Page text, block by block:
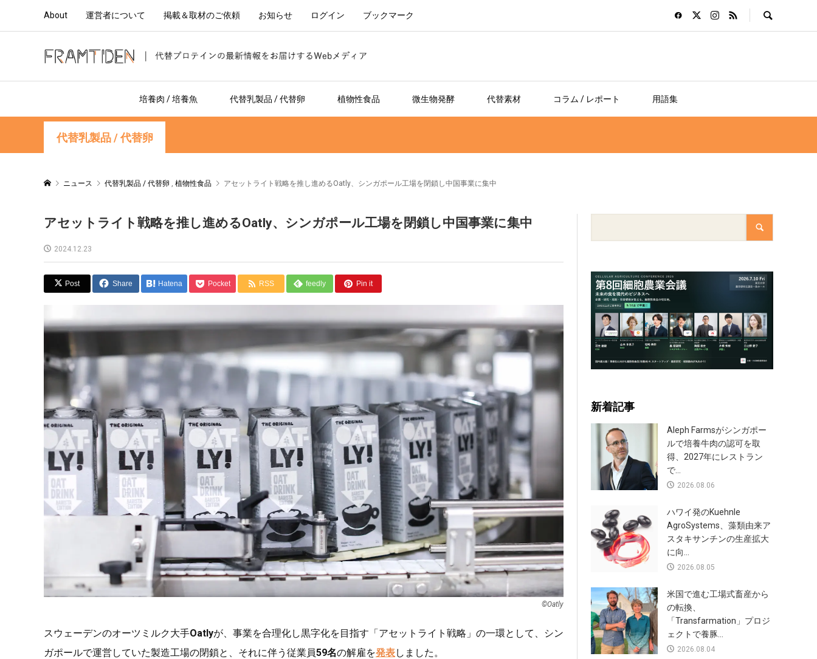
About 運営者について 掲載＆取材のご依頼 お知らせ ログイン ブックマーク
培養肉 / 培養魚 代替乳製品 / 代替卵 植物性食品 微生物発酵 代替素材 コラム / レポート 用語集
代替乳製品 / 代替卵
ニュース 代替乳製品 / 代替卵 , 植物性食品 アセットライト戦略を推し進めるOatly、シンガポール工場を閉鎖し中国事業に集中
アセットライト戦略を推し進めるOatly、シンガポール工場を閉鎖し中国事業に集中
2024.12.23
Post Share Hatena Pocket RSS feedly Pin it
©︎Oatly
スウェーデンのオーツミルク大手Oatlyが、事業を合理化し黒字化を目指す「アセットライト戦略」の一環として、シン
ガポールで運営していた製造工場の閉鎖と、それに伴う従業員59名の解雇を発表しました。
新着記事
Aleph Farmsがシンガポー
ルで培養牛肉の認可を取
得、2027年にレストラン
で...
2026.08.06
ハワイ発のKuehnle
AgroSystems、藻類由来ア
スタキサンチンの生産拡大
に向...
2026.08.05
米国で進む工場式畜産から
の転換、
「Transfarmation」プロジ
ェクトで養豚...
2026.08.04